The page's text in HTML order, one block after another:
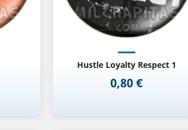
Hustle Loyalty Respect 1
Precio
0,80 €